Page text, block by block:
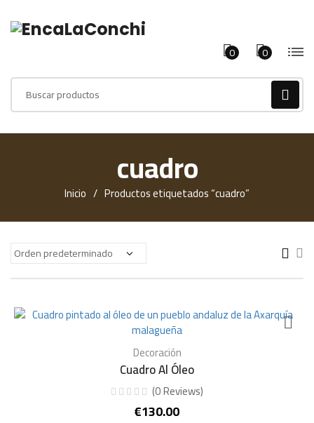
search
0 0
cuadro
Inicio Productos etiquetados “cuadro”
Decoración
Cuadro Al Óleo
(0Reviews)
€130.00